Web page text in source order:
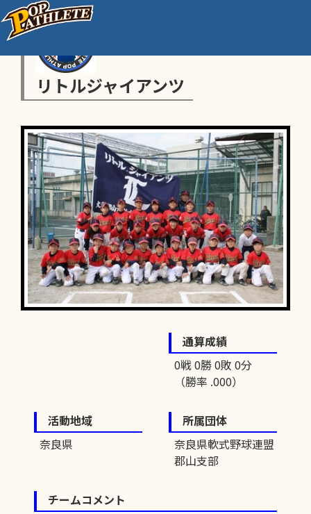
リトルジャイアンツ
通算成績
0戦 0勝 0敗 0分
（勝率 .000）
活動地域
奈良県
所属団体
奈良県軟式野球連盟
郡山支部
チームコメント